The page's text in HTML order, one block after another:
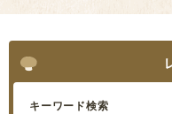
キーワード検索